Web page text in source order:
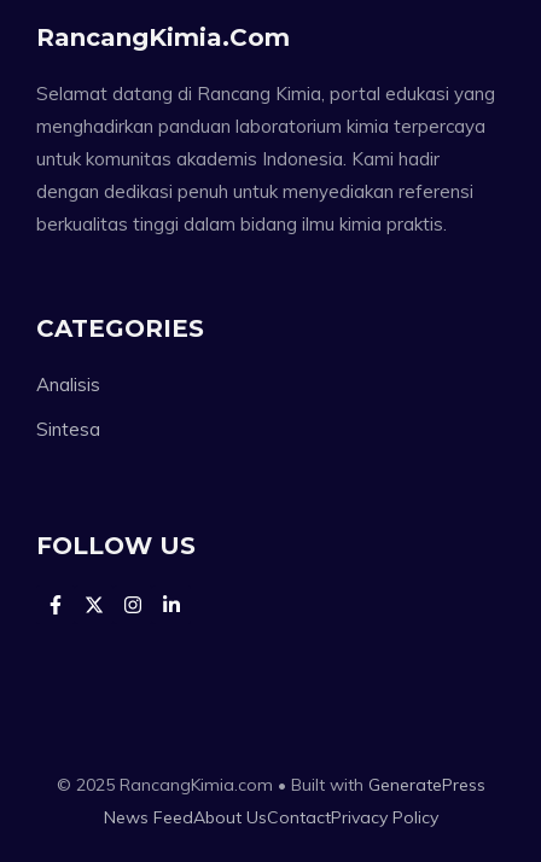
RancangKimia.com
Selamat datang di Rancang Kimia, portal edukasi yang
menghadirkan panduan laboratorium kimia terpercaya
untuk komunitas akademis Indonesia. Kami hadir
dengan dedikasi penuh untuk menyediakan referensi
berkualitas tinggi dalam bidang ilmu kimia praktis.
CATEGORIES
Analisis
Sintesa
FOLLOW US
© 2025 RancangKimia.com • Built with GeneratePress
News FeedAbout UsContactPrivacy Policy